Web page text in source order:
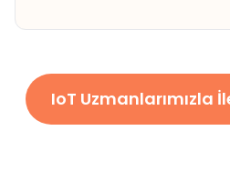
IoT Uzmanlarımızla